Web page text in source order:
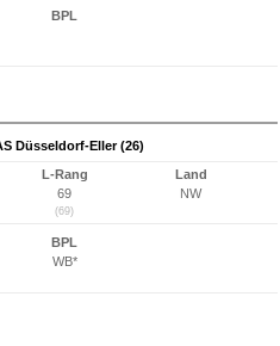
BPL
Düsseldorf-Eller (26)
L-Rang
69
(69)
Land
NW
BPL
WB*